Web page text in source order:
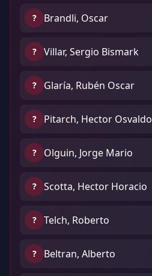
? Brandli, Oscar
? Villar, Sergio Bismark
? Glaría, Rubén Oscar
? Pitarch, Hector Osvaldo
? Olguin, Jorge Mario
? Scotta, Hector Horacio
? Telch, Roberto
? Beltran, Alberto